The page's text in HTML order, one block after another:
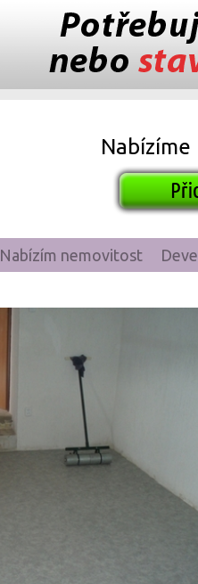
Nabízíme
Nabízím nemovitost